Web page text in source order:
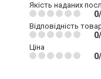
Якість наданих
Відповідність
Ціна